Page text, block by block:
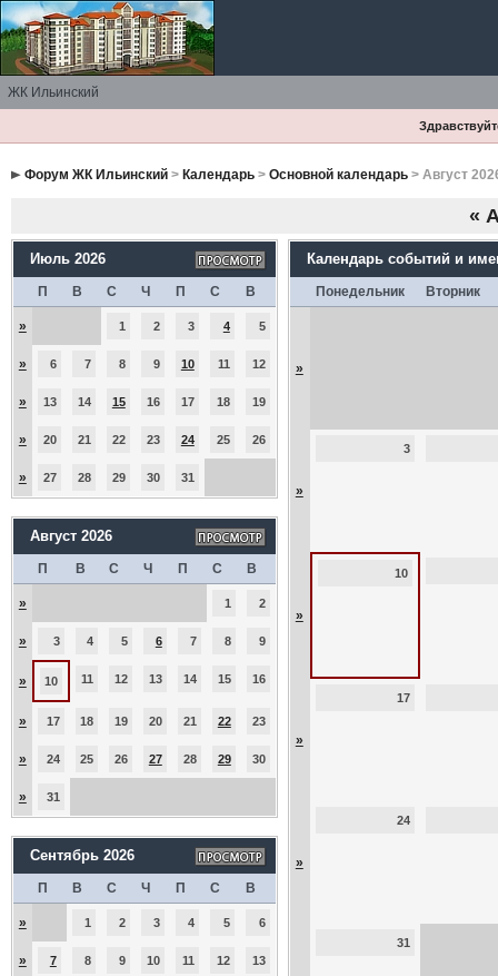
ЖК Ильинский
Форум ЖК Ильинский> Календарь> Основной календарь> Август
«
Июль 2026
П В С Ч П С В
» 1 2 3 4 5
» 6 7 8 9 10 11 12
» 13 14 15 16 17 18 19
» 20 21 22 23 24 25 26
» 27 28 29 30 31
Август 2026
П В С Ч П С В
» 1 2
» 3 4 5 6 7 8 9
» 10 11 12 13 14 15 16
» 17 18 19 20 21 22 23
» 24 25 26 27 28 29 30
» 31
Сентябрь 2026
П В С Ч П С В
» 1 2 3 4 5 6
» 7 8 9 10 11 12 13
Календарь событий и
Понедельник Вторник
»
»
3
»
10
»
17
»
24
31